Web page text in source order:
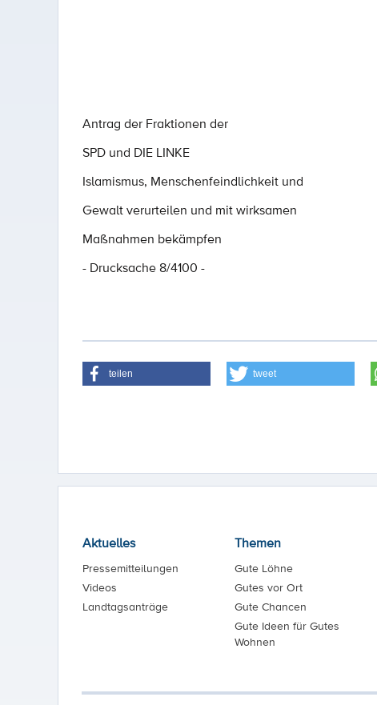
Antrag der Fraktionen der
SPD und DIE LINKE
Islamismus, Menschenfeindlichkeit und
Gewalt verurteilen und mit wirksamen
Maßnahmen bekämpfen
- Drucksache 8/4100 -
teilen tweet
Aktuelles
Pressemitteilungen
Videos
Landtagsanträge
Themen
Gute Löhne
Gutes vor Ort
Gute Chancen
Gute Ideen für Gutes
Wohnen